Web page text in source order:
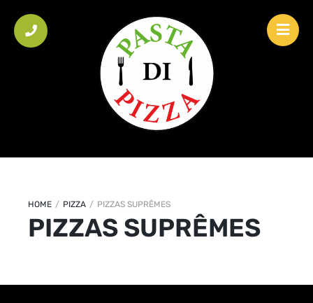
HOME / PIZZA / PIZZAS SUPRÊMES
PIZZAS SUPRÊMES